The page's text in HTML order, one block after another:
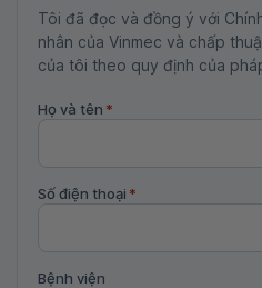
Tôi đã đọc và đồng ý với
nhân của Vinmec và chấp
của tôi theo quy định của
Họ và tên *
Số điện thoại *
Bệnh viện